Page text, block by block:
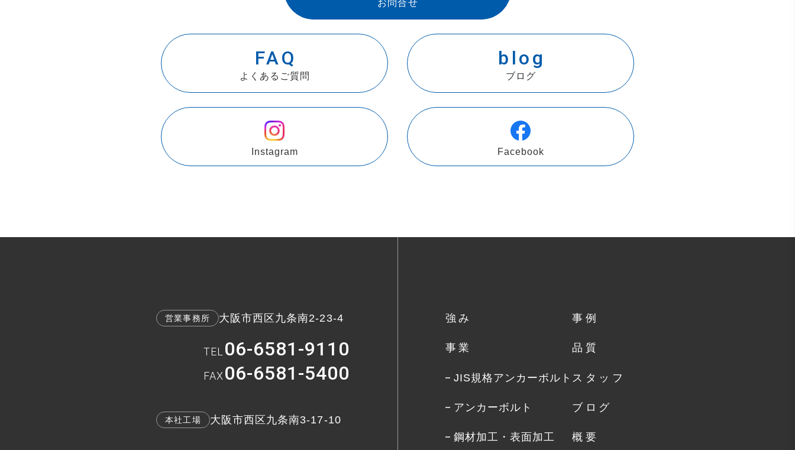
お問合せ
FAQ
よくあるご質問
blog
ブログ
Instagram Facebook
営業事務所 大阪市西区九条南2-23-4
TEL06-6581-9110
FAX06-6581-5400
本社工場 大阪市西区九条南3-17-10
強み
事業
JIS規格アンカーボルト
アンカーボルト
鋼材加工・表面加工
事例
品質
スタッフ
ブログ
概要